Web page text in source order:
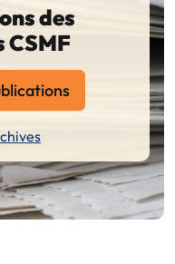
des
CSMF